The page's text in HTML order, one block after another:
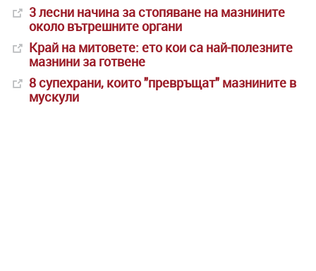
3 лесни начина за стопяване на мазнините
около вътрешните органи
Край на митовете: ето кои са най-полезните
мазнини за готвене
8 супехрани, които "превръщат" мазнините в
мускули